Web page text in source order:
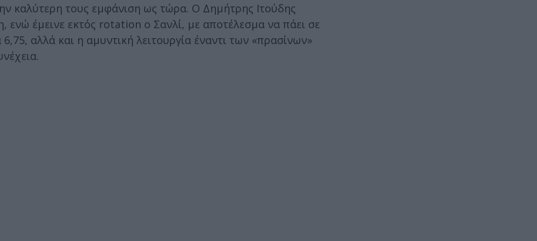
καλύτερη τους εμφάνιση ως τώρα. Ο Δημήτρης Ιτούδης
ενώ έμεινε εκτός rotation ο Σανλί, με αποτέλεσμα να πάει σε
αλλά και η αμυντική λειτουργία έναντι των «πρασίνων»